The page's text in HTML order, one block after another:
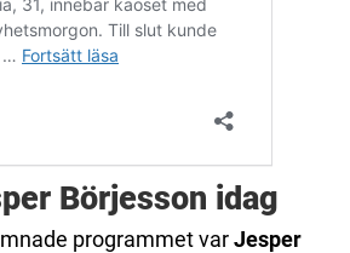
Börjesson idag
programmet varJesper